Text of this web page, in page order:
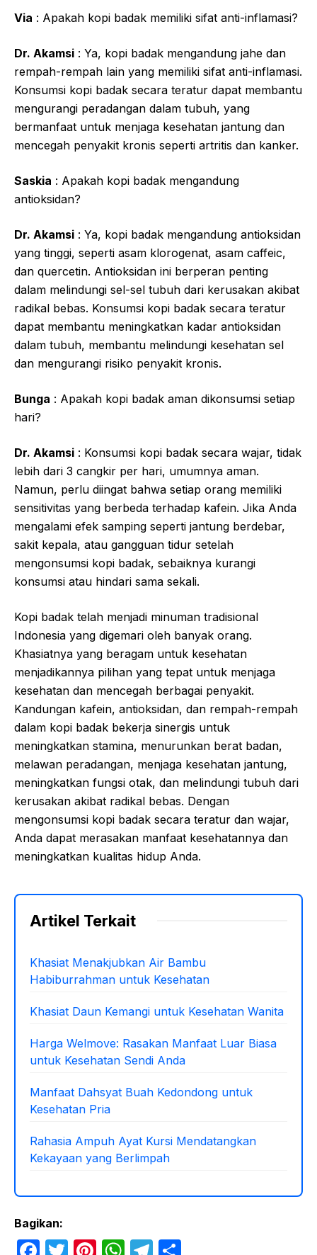
Via : Apakah kopi badak memiliki sifat anti-inflamasi?
Dr. Akamsi : Ya, kopi badak mengandung jahe dan
rempah-rempah lain yang memiliki sifat anti-inflamasi.
Konsumsi kopi badak secara teratur dapat membantu
mengurangi peradangan dalam tubuh, yang
bermanfaat untuk menjaga kesehatan jantung dan
mencegah penyakit kronis seperti artritis dan kanker.
Saskia : Apakah kopi badak mengandung
antioksidan?
Dr. Akamsi : Ya, kopi badak mengandung antioksidan
yang tinggi, seperti asam klorogenat, asam caffeic,
dan quercetin. Antioksidan ini berperan penting
dalam melindungi sel-sel tubuh dari kerusakan akibat
radikal bebas. Konsumsi kopi badak secara teratur
dapat membantu meningkatkan kadar antioksidan
dalam tubuh, membantu melindungi kesehatan sel
dan mengurangi risiko penyakit kronis.
Bunga : Apakah kopi badak aman dikonsumsi setiap
hari?
Dr. Akamsi : Konsumsi kopi badak secara wajar, tidak
lebih dari 3 cangkir per hari, umumnya aman.
Namun, perlu diingat bahwa setiap orang memiliki
sensitivitas yang berbeda terhadap kafein. Jika Anda
mengalami efek samping seperti jantung berdebar,
sakit kepala, atau gangguan tidur setelah
mengonsumsi kopi badak, sebaiknya kurangi
konsumsi atau hindari sama sekali.
Kopi badak telah menjadi minuman tradisional
Indonesia yang digemari oleh banyak orang.
Khasiatnya yang beragam untuk kesehatan
menjadikannya pilihan yang tepat untuk menjaga
kesehatan dan mencegah berbagai penyakit.
Kandungan kafein, antioksidan, dan rempah-rempah
dalam kopi badak bekerja sinergis untuk
meningkatkan stamina, menurunkan berat badan,
melawan peradangan, menjaga kesehatan jantung,
meningkatkan fungsi otak, dan melindungi tubuh dari
kerusakan akibat radikal bebas. Dengan
mengonsumsi kopi badak secara teratur dan wajar,
Anda dapat merasakan manfaat kesehatannya dan
meningkatkan kualitas hidup Anda.
Artikel Terkait
Khasiat Menakjubkan Air Bambu
Habiburrahman untuk Kesehatan
Khasiat Daun Kemangi untuk Kesehatan Wanita
Harga Welmove: Rasakan Manfaat Luar Biasa
untuk Kesehatan Sendi Anda
Manfaat Dahsyat Buah Kedondong untuk
Kesehatan Pria
Rahasia Ampuh Ayat Kursi Mendatangkan
Kekayaan yang Berlimpah
Bagikan: